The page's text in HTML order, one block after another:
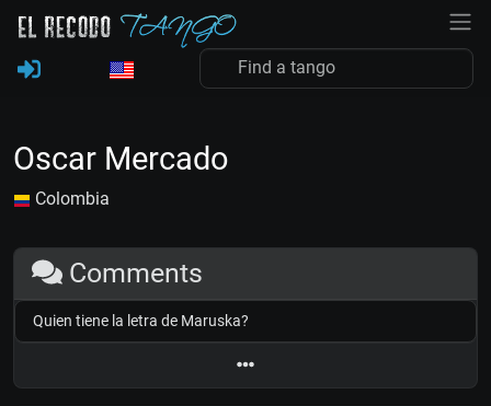
Oscar Mercado
Colombia
Comments
Quien tiene la letra de Maruska?